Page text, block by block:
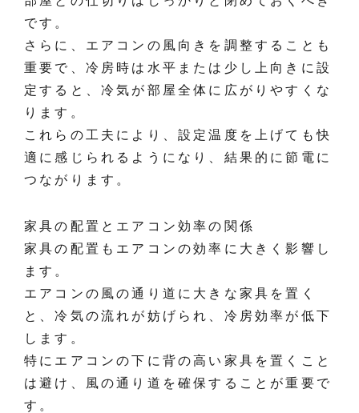
です。
さらに、エアコンの風向きを調整することも
重要で、冷房時は水平または少し上向きに設
定すると、冷気が部屋全体に広がりやすくな
ります。
これらの工夫により、設定温度を上げても快
適に感じられるようになり、結果的に節電に
つながります。
家具の配置とエアコン効率の関係
家具の配置もエアコンの効率に大きく影響し
ます。
エアコンの風の通り道に大きな家具を置く
と、冷気の流れが妨げられ、冷房効率が低下
します。
特にエアコンの下に背の高い家具を置くこと
は避け、風の通り道を確保することが重要で
す。